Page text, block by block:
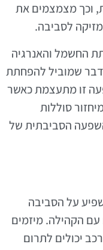
וכך מצמצמים את
לסביבה.
החשמל והאנרגיה
דבר שמוביל להפחתת
זו מתעצמת כאשר
סוללות
הסביבתית של
על הסביבה
הקהילה. מיזמים
יכולים לתרום